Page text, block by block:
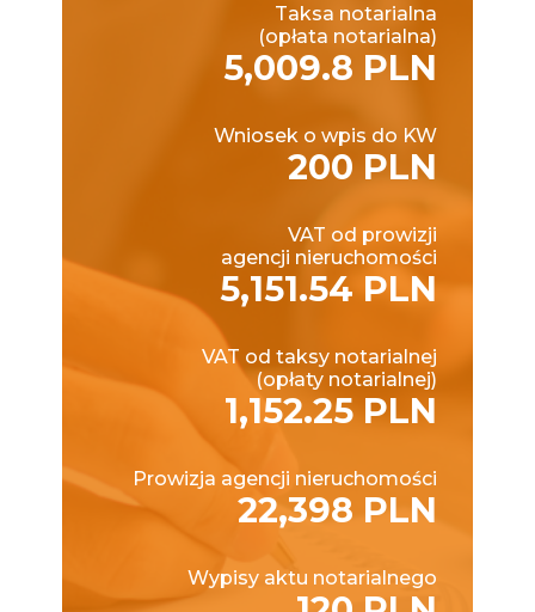
Taksa notarialna
(opłata notarialna)
5,009.8 PLN
Wniosek o wpis do KW
200 PLN
VAT od prowizji
agencji nieruchomości
5,151.54 PLN
VAT od taksy notarialnej
(opłaty notarialnej)
1,152.25 PLN
Prowizja agencji nieruchomości
22,398 PLN
Wypisy aktu notarialnego